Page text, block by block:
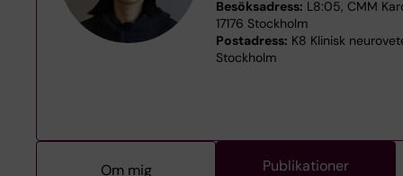
Besöksadress: L8:05, CMM
17176 Stockholm
Postadress: K8 Klinisk
Stockholm
Om mig Publikationer